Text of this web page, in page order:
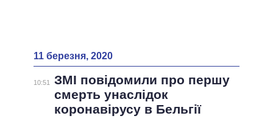
11 березня, 2020
10:51
ЗМІ повідомили про першу
смерть унаслідок
коронавірусу в Бельгії